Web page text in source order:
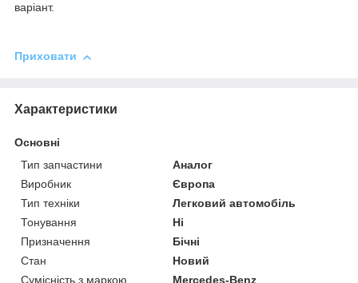
варіант.
Приховати
Характеристики
Основні
Тип запчастини
Аналог
Виробник
Європа
Тип техніки
Легковий автомобіль
Тонування
Ні
Призначення
Бічні
Стан
Новий
Сумісність з маркою
Mercedes-Benz